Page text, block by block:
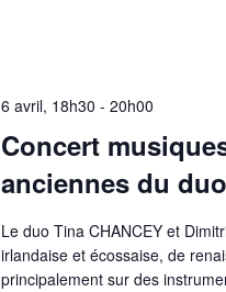
6 avril, 18h30 - 20h00
Concert
anciennes du
Le duo Tina CHANCEY et
irlandaise et écossaise, de
principalement sur des